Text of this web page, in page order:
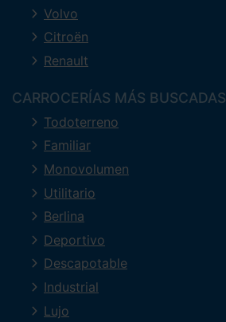
Volvo
Citroën
Renault
CARROCERÍAS MÁS BUSCADAS
Todoterreno
Familiar
Monovolumen
Utilitario
Berlina
Deportivo
Descapotable
Industrial
Lujo